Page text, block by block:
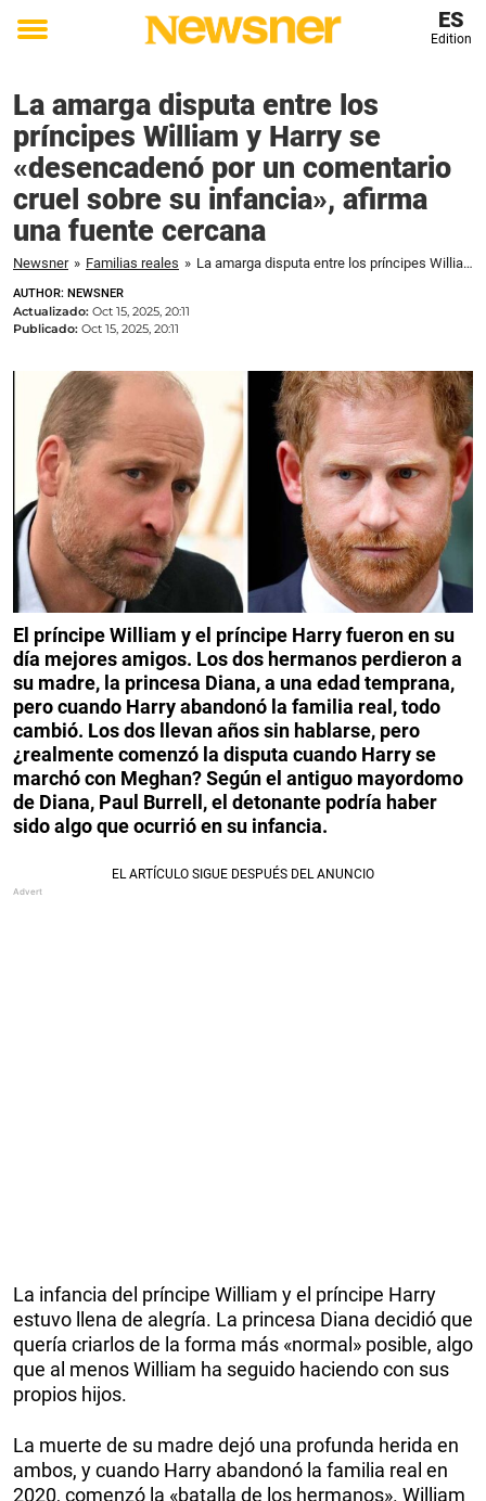
Toggle
ES
Edition
La amarga disputa entre los
príncipes William y Harry se
«desencadenó por un comentario
cruel sobre su infancia», afirma
una fuente cercana
Newsner » Familias reales » La amarga disputa entre los príncipes William y Harry se «desencadenó por un comentario cruel sobre su infancia», afirma una fuente cercana
AUTHOR: NEWSNER
Actualizado: Oct 15, 2025, 20:11
Publicado: Oct 15, 2025, 20:11
El príncipe William y el príncipe Harry fueron en su
día mejores amigos. Los dos hermanos perdieron a
su madre, la princesa Diana, a una edad temprana,
pero cuando Harry abandonó la familia real, todo
cambió. Los dos llevan años sin hablarse, pero
¿realmente comenzó la disputa cuando Harry se
marchó con Meghan? Según el antiguo mayordomo
de Diana, Paul Burrell, el detonante podría haber
sido algo que ocurrió en su infancia.
La infancia del príncipe William y el príncipe Harry
estuvo llena de alegría. La princesa Diana decidió que
quería criarlos de la forma más «normal» posible, algo
que al menos William ha seguido haciendo con sus
propios hijos.
La muerte de su madre dejó una profunda herida en
ambos, y cuando Harry abandonó la familia real en
2020, comenzó la «batalla de los hermanos». William